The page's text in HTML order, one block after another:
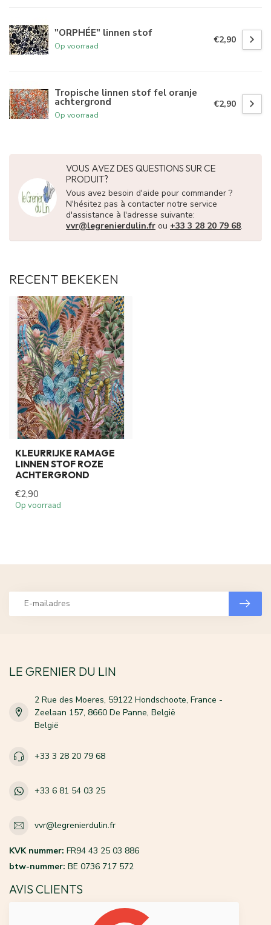
"ORPHÉE" linnen stof
Op voorraad
€2,90
Tropische linnen stof fel oranje
achtergrond
Op voorraad
€2,90
VOUS AVEZ DES QUESTIONS SUR CE
PRODUIT?
Vous avez besoin d'aide pour commander ?
N'hésitez pas à contacter notre service
d'assistance à l'adresse suivante:
vvr@legrenierdulin.fr ou +33 3 28 20 79 68.
RECENT BEKEKEN
KLEURRIJKE RAMAGE
LINNEN STOF ROZE
ACHTERGROND
€2,90
Op voorraad
LE GRENIER DU LIN
2 Rue des Moeres, 59122 Hondschoote, France -
Zeelaan 157, 8660 De Panne, België
België
+33 3 28 20 79 68
+33 6 81 54 03 25
vvr@legrenierdulin.fr
KVK nummer: FR94 43 25 03 886
btw-nummer: BE 0736 717 572
AVIS CLIENTS